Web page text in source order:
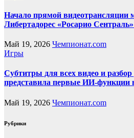
Начало прямой видеотрансляции
Либертадорес «Росарио
Май 19, 2026 Чемпионат.com
Игры
Субтитры для всех видео и
представила первые ИИ-функции
Май 19, 2026 Чемпионат.com
Рубрики